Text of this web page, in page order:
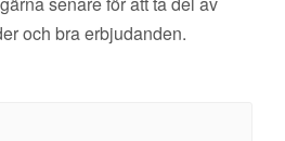
och bra erbjudanden.